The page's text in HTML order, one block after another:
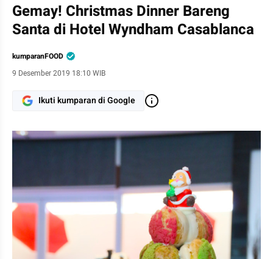
Gemay! Christmas Dinner Bareng
Santa di Hotel Wyndham Casablanca
kumparanFOOD
9 Desember 2019 18:10 WIB
Ikuti kumparan di Google